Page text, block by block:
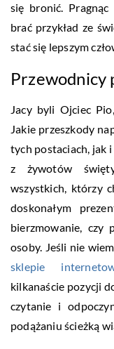
się bronić.
brać przykład ze
stać się lepszym
Przewodnicy
Jacy byli Ojciec
Jakie przeszkody
tych postaciach, jak
z żywotów
wszystkich, którzy
doskonałym
bierzmowanie,
osoby. Jeśli nie
sklepie
kilkanaście pozycji
czytanie i
podążaniu ścieżką